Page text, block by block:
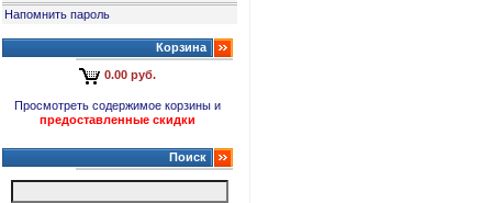
Напомнить пароль
Корзина
0.00 руб.
Просмотреть содержимое корзины и
предоставленные скидки
Поиск